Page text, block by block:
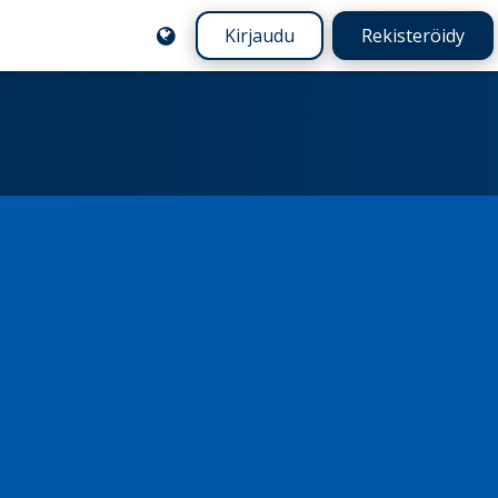
Kirjaudu Rekisteröidy